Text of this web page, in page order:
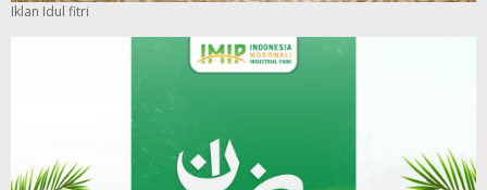
Iklan Idul fitri